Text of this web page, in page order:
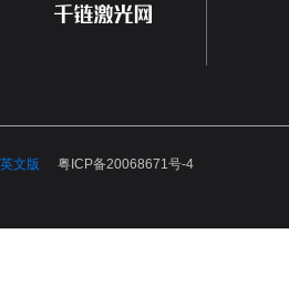
英文版 粤ICP备20068671号-4